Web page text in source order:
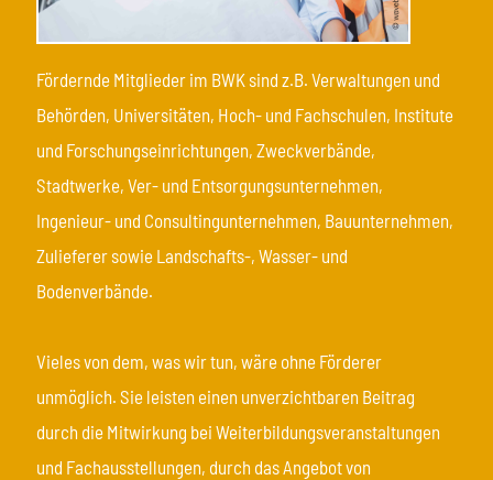
Fördernde Mitglieder im BWK sind z.B. Verwaltungen und
Behörden, Universitäten, Hoch- und Fachschulen, Institute
und Forschungseinrichtungen, Zweckverbände,
Stadtwerke, Ver- und Entsorgungsunternehmen,
Ingenieur- und Consultingunternehmen, Bauunternehmen,
Zulieferer sowie Landschafts-, Wasser- und
Bodenverbände.
Vieles von dem, was wir tun, wäre ohne Förderer
unmöglich. Sie leisten einen unverzichtbaren Beitrag
durch die Mitwirkung bei Weiterbildungsveranstaltungen
und Fachausstellungen, durch das Angebot von